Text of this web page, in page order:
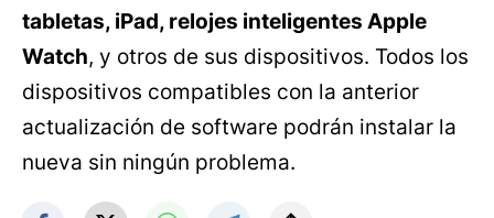
tabletas, iPad, relojes inteligentes Apple
Watch, y otros de sus dispositivos. Todos los
dispositivos compatibles con la anterior
actualización de software podrán instalar la
nueva sin ningún problema.